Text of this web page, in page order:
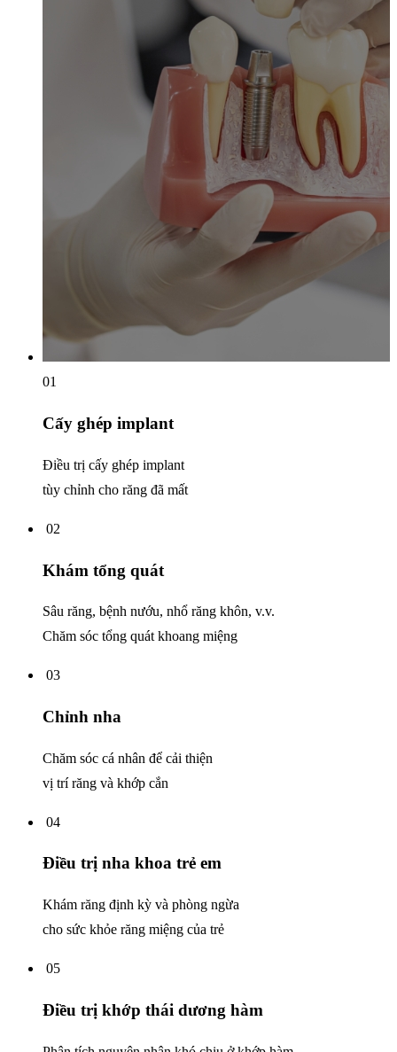
01
Cấy ghép implant
Điều trị cấy ghép implant
tùy chỉnh cho răng đã mất
02
Khám tổng quát
Sâu răng, bệnh nướu, nhổ răng khôn, v.v.
Chăm sóc tổng quát khoang miệng
03
Chỉnh nha
Chăm sóc cá nhân để cải thiện
vị trí răng và khớp cắn
04
Điều trị nha khoa trẻ em
Khám răng định kỳ và phòng ngừa
cho sức khỏe răng miệng của trẻ
05
Điều trị khớp thái dương hàm